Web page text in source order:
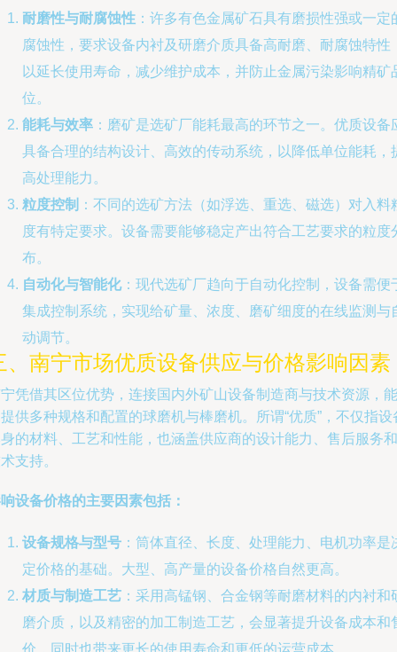
耐磨性与耐腐蚀性 ：许多有色金属矿石具有磨损性强或一定
腐蚀性，要求设备内衬及研磨介质具备高耐磨、耐腐蚀特性
以延长使用寿命，减少维护成本，并防止金属污染影响精矿
位。
能耗与效率 ：磨矿是选矿厂能耗最高的环节之一。优质设备
具备合理的结构设计、高效的传动系统，以降低单位能耗，
高处理能力。
粒度控制 ：不同的选矿方法（如浮选、重选、磁选）对入料
度有特定要求。设备需要能够稳定产出符合工艺要求的粒度
布。
自动化与智能化：现代选矿厂趋向于自动化控制，设备需便
集成控制系统，实现给矿量、浓度、磨矿细度的在线监测与
动调节。
、南宁市场优质设备供应与价格影响因素
凭借其区位优势，连接国内外矿山设备制造商与技术资源，能
供多种规格和配置的球磨机与棒磨机。所谓“优质”，不仅指设
的材料、工艺和性能，也涵盖供应商的设计能力、售后服务和
支持。
设备价格的主要因素包括：
设备规格与型号 ：筒体直径、长度、处理能力、电机功率是
定价格的基础。大型、高产量的设备价格自然更高。
材质与制造工艺 ：采用高锰钢、合金钢等耐磨材料的内衬和
磨介质，以及精密的加工制造工艺，会显著提升设备成本和
价，同时也带来更长的使用寿命和更低的运营成本。